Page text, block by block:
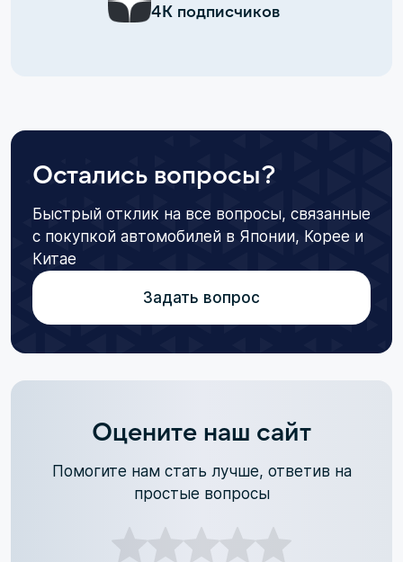
4К подписчиков
Остались вопросы?
Быстрый отклик на все вопросы, связанные
с покупкой автомобилей в Японии, Корее и
Китае
Задать вопрос
Оцените наш сайт
Помогите нам стать лучше, ответив на
простые вопросы